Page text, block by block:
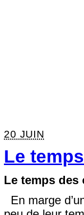
20 JUIN
Le
Le temps des
En marge